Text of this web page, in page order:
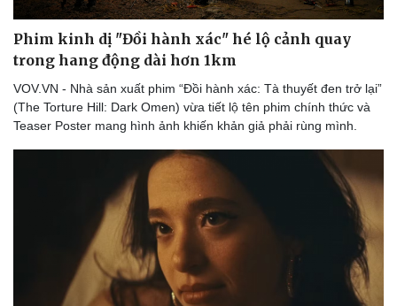
Phim kinh dị "Đồi hành xác" hé lộ cảnh quay
trong hang động dài hơn 1km
VOV.VN - Nhà sản xuất phim “Đồi hành xác: Tà thuyết đen trở lại”
(The Torture Hill: Dark Omen) vừa tiết lộ tên phim chính thức và
Teaser Poster mang hình ảnh khiến khản giả phải rùng mình.